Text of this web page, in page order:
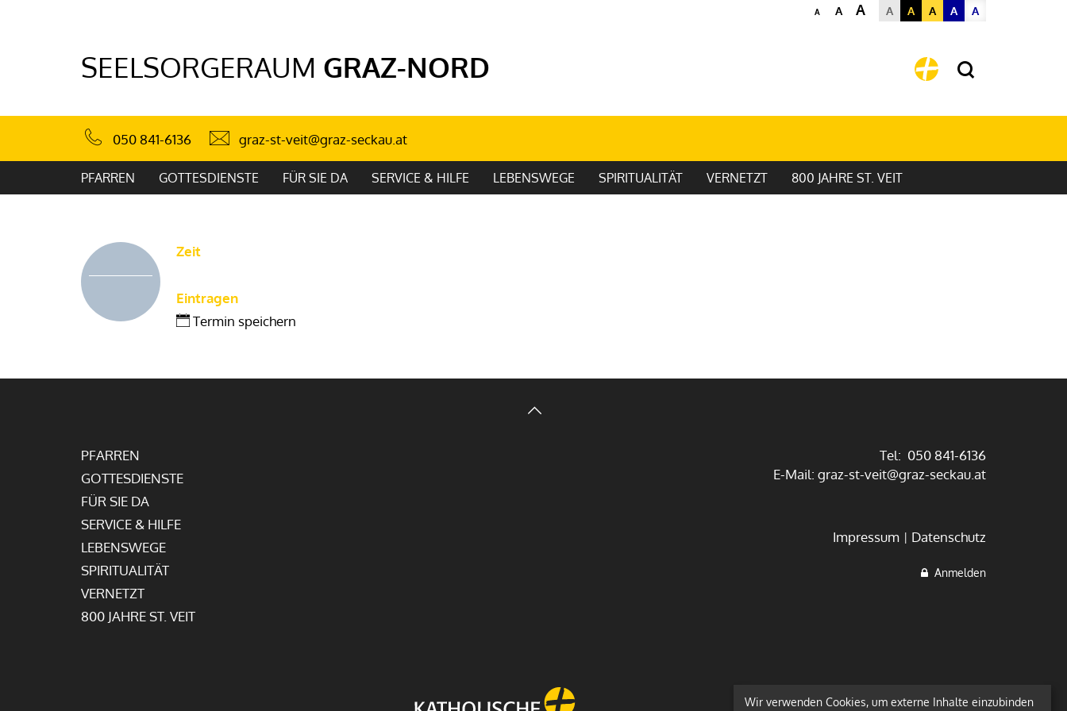
A A A A A A A A
SEELSORGERAUM GRAZ-NORD
050 841-6136 graz-st-veit@graz-seckau.at
PFARREN GOTTESDIENSTE FÜR SIE DA SERVICE & HILFE LEBENSWEGE SPIRITUALITÄT VERNETZT 800 JAHRE ST. VEIT
Zeit
Eintragen
Termin speichern
PFARREN
GOTTESDIENSTE
FÜR SIE DA
SERVICE & HILFE
LEBENSWEGE
SPIRITUALITÄT
VERNETZT
800 JAHRE ST. VEIT
Tel: 050 841-6136
E-Mail: graz-st-veit@graz-seckau.at
Impressum Datenschutz
Anmelden
Wir verwenden Cookies, um externe Inhalte einzubinden